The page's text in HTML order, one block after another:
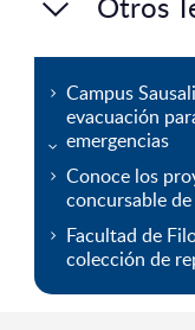
Campus
evacuación
emergencias
Conoce los
concursable
Facultad de
colección de